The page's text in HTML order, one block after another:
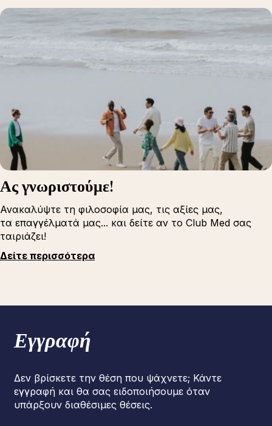
Ας γνωριστούμε!
Ανακαλύψτε τη φιλοσοφία μας, τις αξίες μας,
τα επαγγέλματά μας... και δείτε αν το Club Med σας
ταιριάζει!
Δείτε περισσότερα
Εγγραφή
Δεν βρίσκετε την θέση που ψάχνετε; Κάντε
εγγραφή και θα σας ειδοποιήσουμε όταν
υπάρξουν διαθέσιμες θέσεις.